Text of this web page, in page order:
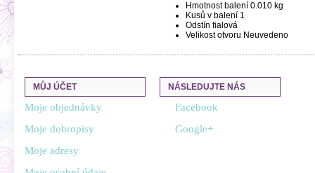
Hmotnost balení 0.010 kg
Kusů v balení 1
Odstín fialová
Velikost otvoru Neuvedeno
MŮJ ÚČET
Moje objednávky
Moje dobropisy
Moje adresy
NÁSLEDUJTE NÁS
Facebook
Google+